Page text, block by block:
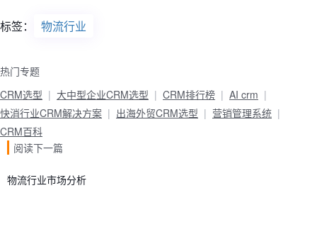
标签： 物流行业
热门专题
CRM选型
大中型企业CRM选型 CRM排行榜
AI crm
快消行业CRM解决方案
出海外贸CRM选型
营销管理系统
CRM百科
阅读下一篇
物流行业市场分析